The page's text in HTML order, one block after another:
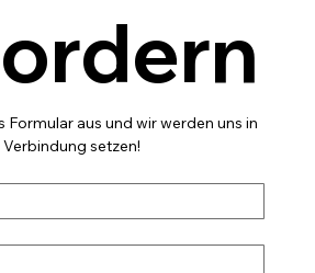
Formular aus und wir werden uns in
setzen!